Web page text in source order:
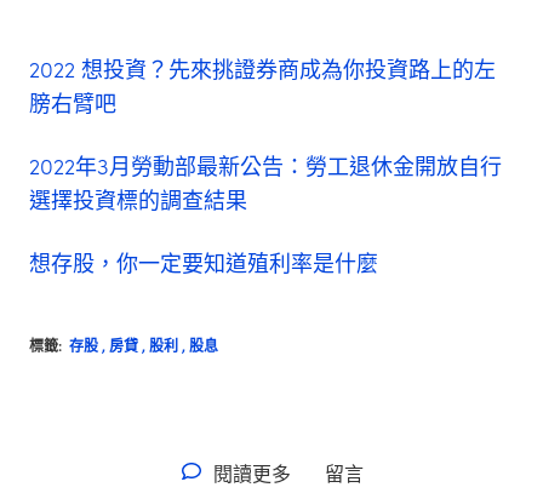
2022 想投資？先來挑證券商成為你投資路上的左
膀右臂吧
2022年3月勞動部最新公告：勞工退休金開放自行
選擇投資標的調查結果
想存股，你一定要知道殖利率是什麼
標籤: 存股 , 房貸 ,股利 ,股息
閱讀更多 留言